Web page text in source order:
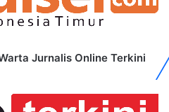
Jurnalis Online Terkini